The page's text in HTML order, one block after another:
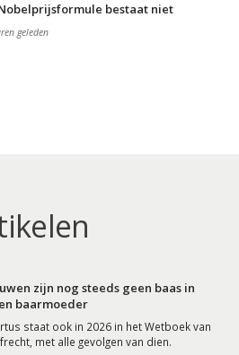
bestaat niet
geleden
zijn nog steeds geen baas in
baarmoeder
staat ook in 2026 in het Wetboek van
met alle gevolgen van dien.